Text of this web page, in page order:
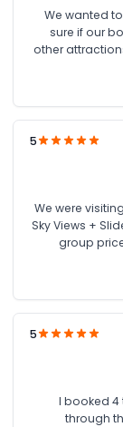
We wanted
sure if our
other
5
We were
Sky Views +
group
5
I booked 4
through